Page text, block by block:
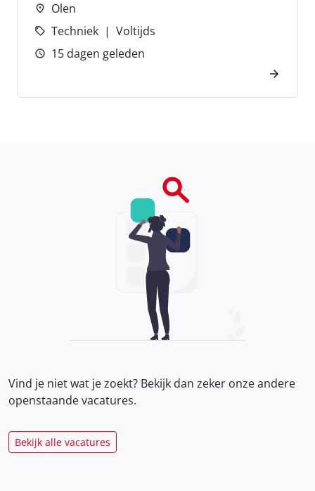
Olen
Techniek
Voltijds
15 dagen geleden
Vind je niet wat je zoekt? Bekijk dan zeker onzeandere
openstaande vacatures.
Bekijk alle vacatures